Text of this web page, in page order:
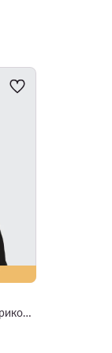
Тениска от техническо трико · Черен